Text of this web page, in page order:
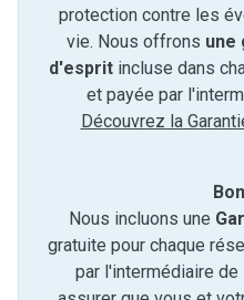
protection contre les
vie. Nous offrons une
d'esprit incluse dans
et payée par
Découvrez la
Nous incluons une
gratuite pour chaque
par l'intermédiaire